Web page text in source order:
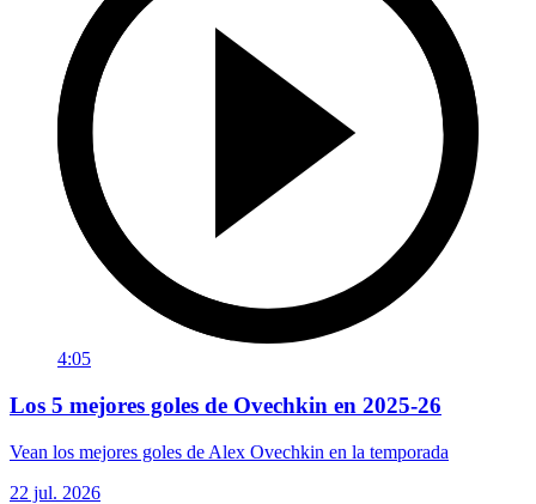
4:05
Los 5 mejores goles de Ovechkin en 2025-26
Vean los mejores goles de Alex Ovechkin en la temporada
22 jul. 2026